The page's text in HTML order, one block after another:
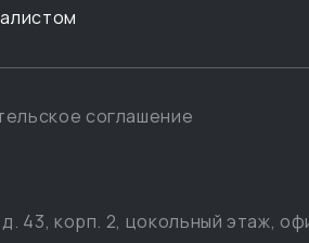
соглашение
43, корп. 2, цокольный этаж,